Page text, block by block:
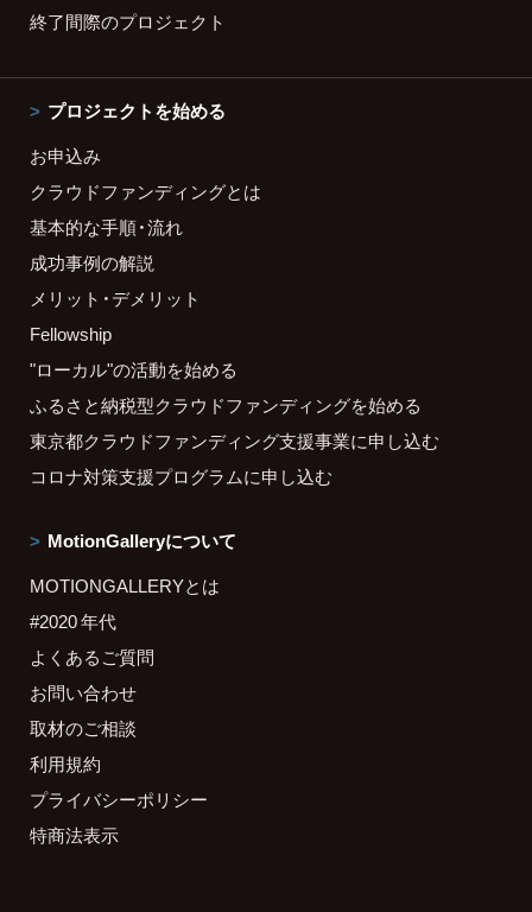
終了間際のプロジェクト
プロジェクトを始める
お申込み
クラウドファンディングとは
基本的な手順・流れ
成功事例の解説
メリット・デメリット
Fellowship
"ローカル"の活動を始める
ふるさと納税型クラウドファンディングを始める
東京都クラウドファンディング支援事業に申し込む
コロナ対策支援プログラムに申し込む
MotionGalleryについて
MOTIONGALLERYとは
#2020 年代
よくあるご質問
お問い合わせ
取材のご相談
利用規約
プライバシーポリシー
特商法表示